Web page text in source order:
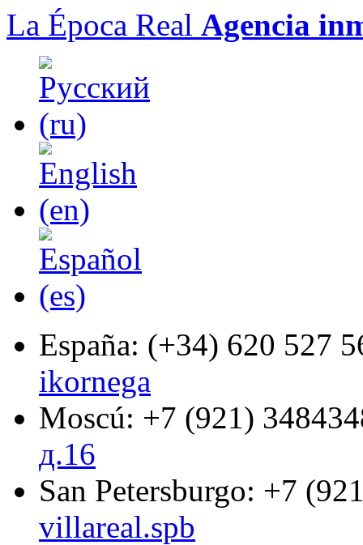
La Época Real Agencia
España: (+34) 620 527
ikornega
Moscú: +7 (921)
д.16
San Petersburgo: +7
villareal.spb